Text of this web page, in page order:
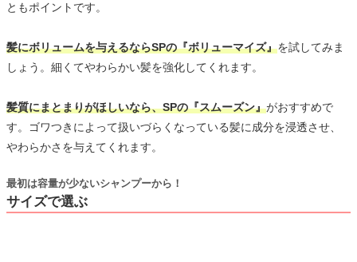
ともポイントです。
髪にボリュームを与えるならSPの『ボリューマイズ』を試してみま
しょう。細くてやわらかい髪を強化してくれます。
髪質にまとまりがほしいなら、SPの『スムーズン』がおすすめで
す。ゴワつきによって扱いづらくなっている髪に成分を浸透させ、
やわらかさを与えてくれます。
サイズで選ぶ
最初は容量が少ないシャンプーから！